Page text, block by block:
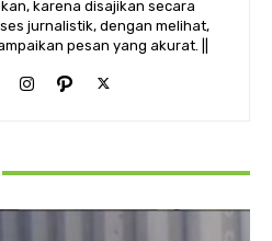
karena disajikan secara
jurnalistik, dengan melihat,
pesan yang akurat. ||